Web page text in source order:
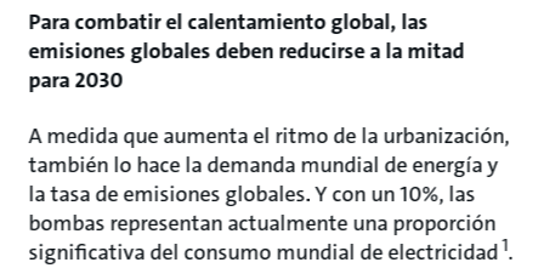
Para combatir el calentamiento global, las
emisiones globales deben reducirse a la mitad
para 2030
A medida que aumenta el ritmo de la urbanización,
también lo hace la demanda mundial de energía y
la tasa de emisiones globales. Y con un 10%, las
bombas representan actualmente una proporción
significativa del consumo mundial de electricidad1.